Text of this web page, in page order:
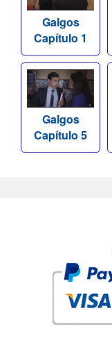
Galgos
Capítulo 1
Galgos
Capítulo 5